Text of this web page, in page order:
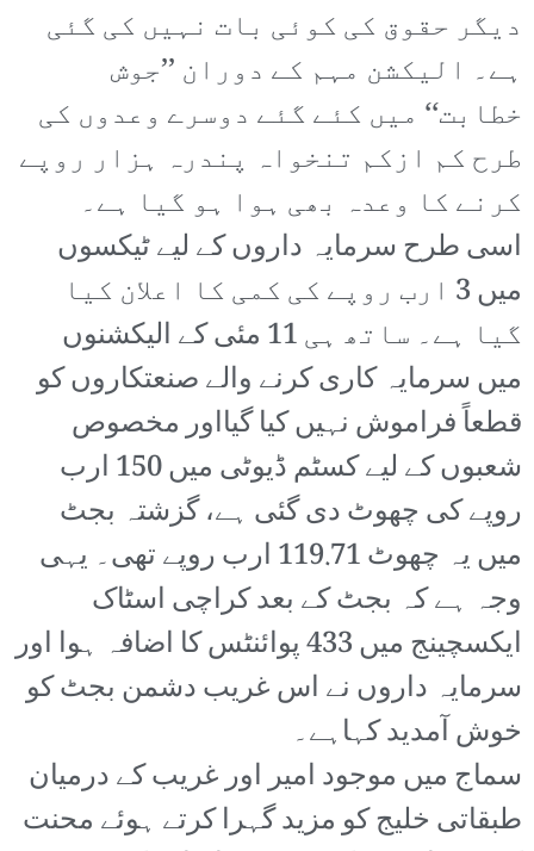
دیگر حقوق کی کوئی بات نہیں کی گئی
ہے۔ الیکشن مہم کے دوران ’’جوش
خطابت‘‘ میں کئے گئے دوسرے وعدوں کی
طرح کم ازکم تنخواہ پندرہ ہزار روپے
کرنے کا وعدہ بھی ہوا ہو گیا ہے۔
اسی طرح سرمایہ داروں کے لیے ٹیکسوں
میں 3 ارب روپے کی کمی کا اعلان کیا
گیا ہے۔ ساتھ ہی 11 مئی کے الیکشنوں
میں سرمایہ کاری کرنے والے صنعتکاروں کو
قطعاً فراموش نہیں کیا گیااور مخصوص
شعبوں کے لیے کسٹم ڈیوٹی میں 150 ارب
روپے کی چھوٹ دی گئی ہے، گزشتہ بجٹ
میں یہ چھوٹ 119.71 ارب روپے تھی۔ یہی
وجہ ہے کہ بجٹ کے بعد کراچی اسٹاک
ایکسچینج میں 433 پوائنٹس کا اضافہ ہوا اور
سرمایہ داروں نے اس غریب دشمن بجٹ کو
خوش آمدید کہاہے۔
سماج میں موجود امیر اور غریب کے درمیان
طبقاتی خلیج کو مزید گہرا کرتے ہوئے محنت